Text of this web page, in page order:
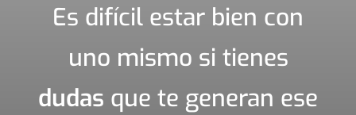
Es difícil estar bien con
uno mismo si tienes
dudas que te generan ese